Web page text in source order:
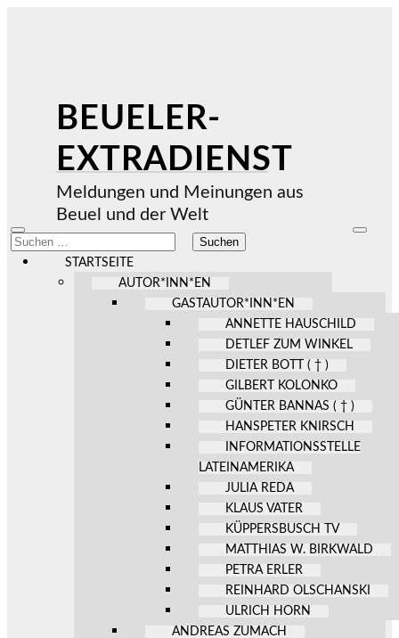
BEUELER-
EXTRADIENST
Meldungen und Meinungen aus
Beuel und der Welt
Mobile-
Menü
ein-/ausblenden
Suchen
nach:
STARTSEITE
AUTOR*INN*EN
GASTAUTOR*INN*EN
ANNETTE HAUSCHILD
DETLEF ZUM WINKEL
DIETER BOTT ( † )
GILBERT KOLONKO
GÜNTER BANNAS ( † )
HANSPETER KNIRSCH
INFORMATIONSSTELLE
LATEINAMERIKA
JULIA REDA
KLAUS VATER
KÜPPERSBUSCH TV
MATTHIAS W. BIRKWALD
PETRA ERLER
REINHARD OLSCHANSKI
ULRICH HORN
ANDREAS ZUMACH